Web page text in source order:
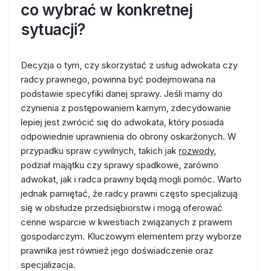
co wybrać w konkretnej
sytuacji?
Decyzja o tym, czy skorzystać z usług adwokata czy
radcy prawnego, powinna być podejmowana na
podstawie specyfiki danej sprawy. Jeśli mamy do
czynienia z postępowaniem karnym, zdecydowanie
lepiej jest zwrócić się do adwokata, który posiada
odpowiednie uprawnienia do obrony oskarżonych. W
przypadku spraw cywilnych, takich jak rozwody,
podział majątku czy sprawy spadkowe, zarówno
adwokat, jak i radca prawny będą mogli pomóc. Warto
jednak pamiętać, że radcy prawni często specjalizują
się w obsłudze przedsiębiorstw i mogą oferować
cenne wsparcie w kwestiach związanych z prawem
gospodarczym. Kluczowym elementem przy wyborze
prawnika jest również jego doświadczenie oraz
specjalizacja.